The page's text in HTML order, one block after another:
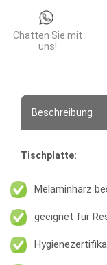
cm
Chatten Sie mit
uns!
Beschreibung
Tischplatte:
Melaminharz
geeignet für